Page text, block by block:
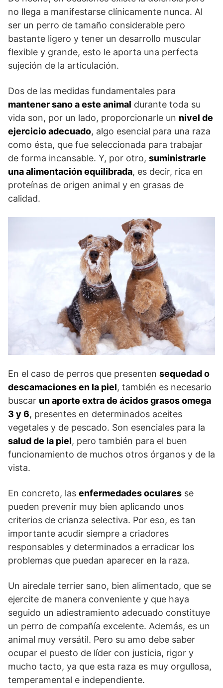
no llega a manifestarse clínicamente nunca. Al
ser un perro de tamaño considerable pero
bastante ligero y tener un desarrollo muscular
flexible y grande, esto le aporta una perfecta
sujeción de la articulación.
Dos de las medidas fundamentales para
mantener sano a este animal durante toda su
vida son, por un lado, proporcionarle un nivel de
ejercicio adecuado, algo esencial para una raza
como ésta, que fue seleccionada para trabajar
de forma incansable. Y, por otro, suministrarle
una alimentación equilibrada, es decir, rica en
proteínas de origen animal y en grasas de
calidad.
En el caso de perros que presenten sequedad o
descamaciones en la piel, también es necesario
buscar un aporte extra de ácidos grasos omega
3 y 6, presentes en determinados aceites
vegetales y de pescado. Son esenciales para la
salud de la piel, pero también para el buen
funcionamiento de muchos otros órganos y de la
vista.
En concreto, las enfermedades oculares se
pueden prevenir muy bien aplicando unos
criterios de crianza selectiva. Por eso, es tan
importante acudir siempre a criadores
responsables y determinados a erradicar los
problemas que puedan aparecer en la raza.
Un airedale terrier sano, bien alimentado, que se
ejercite de manera conveniente y que haya
seguido un adiestramiento adecuado constituye
un perro de compañía excelente. Además, es un
animal muy versátil. Pero su amo debe saber
ocupar el puesto de líder con justicia, rigor y
mucho tacto, ya que esta raza es muy orgullosa,
temperamental e independiente.